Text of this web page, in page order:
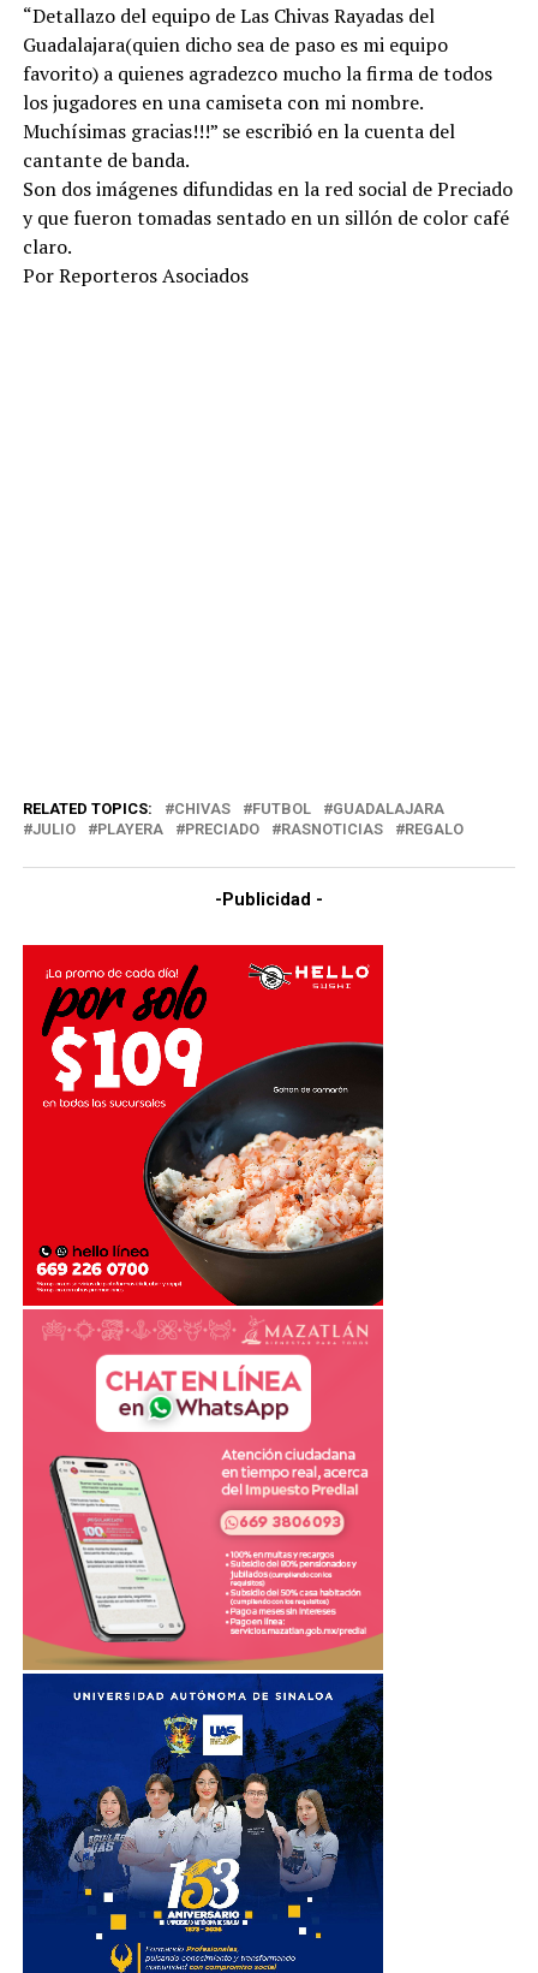
“Detallazo del equipo de Las Chivas Rayadas del
Guadalajara(quien dicho sea de paso es mi equipo
favorito) a quienes agradezco mucho la firma de todos
los jugadores en una camiseta con mi nombre.
Muchísimas gracias!!!” se escribió en la cuenta del
cantante de banda.
Son dos imágenes difundidas en la red social de Preciado
y que fueron tomadas sentado en un sillón de color café
claro.
Por Reporteros Asociados
RELATED TOPICS: CHIVAS FUTBOL
GUADALAJARA
JULIO
PLAYERA PRECIADO RASNOTICIAS REGALO
-Publicidad -